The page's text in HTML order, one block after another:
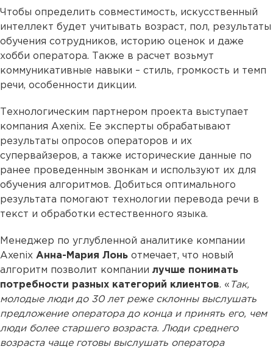
Чтобы определить совместимость, искусственный
интеллект будет учитывать возраст, пол, результаты
обучения сотрудников, историю оценок и даже
хобби оператора. Также в расчет возьмут
коммуникативные навыки – стиль, громкость и темп
речи, особенности дикции.
Технологическим партнером проекта выступает
компания Axenix. Ее эксперты обрабатывают
результаты опросов операторов и их
супервайзеров, а также исторические данные по
ранее проведенным звонкам и используют их для
обучения алгоритмов. Добиться оптимального
результата помогают технологии перевода речи в
текст и обработки естественного языка.
Менеджер по углубленной аналитике компании
Axenix Анна-Мария Лонь отмечает, что новый
алгоритм позволит компании лучше понимать
потребности разных категорий клиентов. « Так,
молодые люди до 30 лет реже склонны выслушать
предложение оператора до конца и принять его, чем
люди более старшего возраста. Люди среднего
возраста чаще готовы выслушать оператора